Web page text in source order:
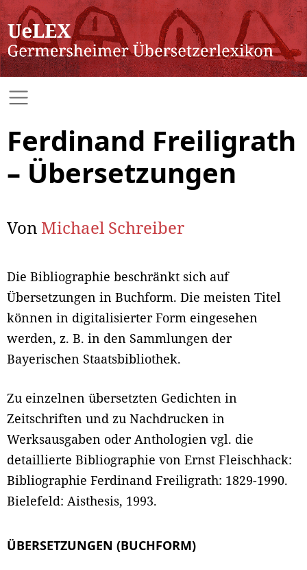
Ferdinand Freiligrath
– Übersetzungen
Von Michael Schreiber
Die Bibliographie beschränkt sich auf
Übersetzungen in Buchform. Die meisten Titel
können in digitalisierter Form eingesehen
werden, z. B. in den Sammlungen der
Bayerischen Staatsbibliothek.
Zu einzelnen übersetzten Gedichten in
Zeitschriften und zu Nachdrucken in
Werksausgaben oder Anthologien vgl. die
detaillierte Bibliographie von Ernst Fleischhack:
Bibliographie Ferdinand Freiligrath: 1829-1990.
Bielefeld: Aisthesis, 1993.
ÜBERSETZUNGEN (BUCHFORM)